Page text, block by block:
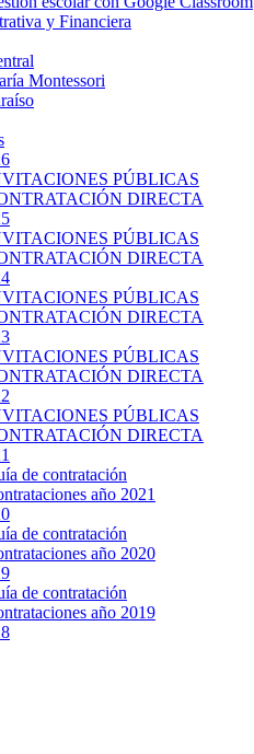
y Financiera
Montessori
PÚBLICAS
DIRECTA
PÚBLICAS
DIRECTA
PÚBLICAS
DIRECTA
PÚBLICAS
DIRECTA
PÚBLICAS
DIRECTA
de contratación
año 2021
de contratación
año 2020
de contratación
año 2019